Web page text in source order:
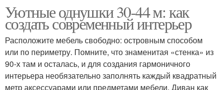
Уютные однушки 30-44 м: как
создать современный интерьер
Расположите мебель свободно: островным способом
или по периметру. Помните, что знаменитая «стенка» из
90-х там и осталась, и для создания гармоничного
интерьера необязательно заполнять каждый квадратный
метр аксессуарами или предметами мебели. Диван как